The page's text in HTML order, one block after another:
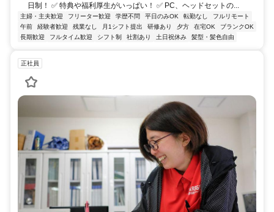
日制！ ✅ 特典や福利厚生がいっぱい！ ✅ PC、ヘッドセットの...
主婦・主夫歓迎 フリーター歓迎 学歴不問 平日のみOK 転勤なし
フルリモート
午前
経験者歓迎 残業なし 月1シフト提出 研修あり 夕方 在宅OK
ブランクOK
長期歓迎
フルタイム歓迎 シフト制 社割あり 土日祝休み 髪型・髪色自由
正社員